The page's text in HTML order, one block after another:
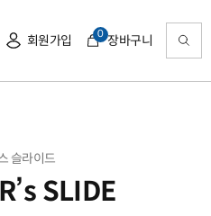
회원가입 장바구니
0
슬라이드
SLIDE